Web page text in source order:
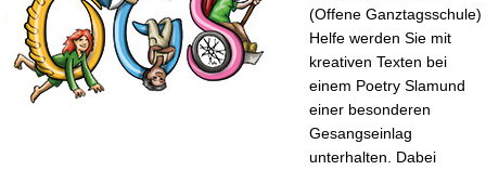
(Offene Ganztagsschule)
Helfe werden Sie mit
kreativen Texten bei
einem Poetry Slamund
einer besonderen
Gesangseinlag
unterhalten. Dabei